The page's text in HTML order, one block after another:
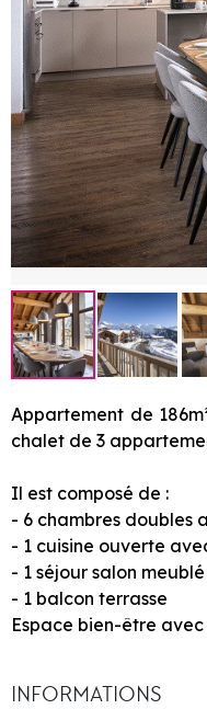
Appartement de
chalet de 3
Il est composé de :
- 6 chambres doubles
- 1 cuisine ouverte
- 1 séjour salon
- 1 balcon terrasse
Espace bien-être
INFORMATIONS